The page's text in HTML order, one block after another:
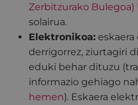
Zerbitzurako Bulegoa)
solairua.
Elektronikoa:
derrigorrez, ziurtagiri
eduki behar dituzu
informazio gehiago
hemen). Eskaera